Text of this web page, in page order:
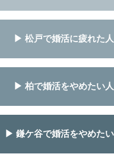
▶ 松戸で婚活に疲れた
▶ 柏で婚活をやめたい
▶ 鎌ケ谷で婚活をやめた